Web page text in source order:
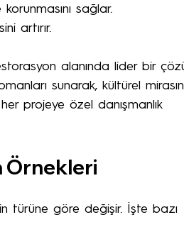
sağlar.
artırır.
alanında lider bir
sunarak, kültürel mirasın
projeye özel danışmanlık
Örnekleri
türüne göre değişir. İşte bazı